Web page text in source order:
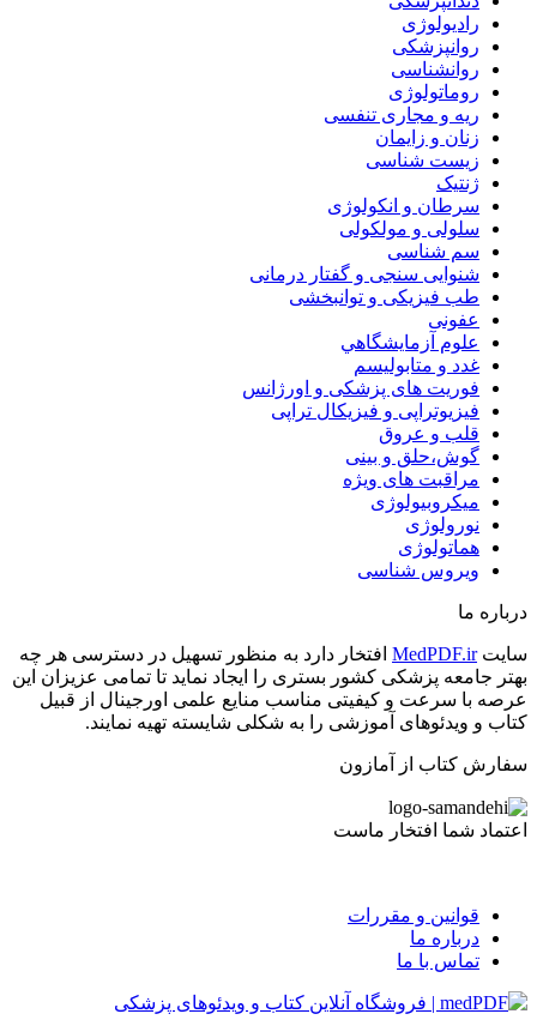
رادیولوژی
روانپزشکی
روانشناسی
روماتولوژی
ریه و مجاری تنفسی
زنان و زایمان
زیست شناسی
ژنتیک
سرطان و انکولوژی
سلولی و مولکولی
سم شناسی
شنوایی سنجی و گفتار درمانی
طب فیزیکی و توانبخشی
عفونی
علوم آزمايشگاهي
غدد و متابولیسم
فوریت های پزشکی و اورژانس
فیزیوتراپی و فیزیکال تراپی
قلب و عروق
گوش،حلق و بینی
مراقبت های ویژه
میکروبیولوژی
نورولوژی
هماتولوژی
ویروس شناسی
درباره ما
سایتMedPDF.ir افتخار دارد به منظور تسهیل در دسترسی هر چه
بهتر جامعه پزشکی کشور بستری را ایجاد نماید تا تمامی عزیزان این
عرصه با سرعت و کیفیتی مناسب منایع علمی اورجینال از قبیل
کتاب و ویدئوهای آموزشی را به شکلی شایسته تهیه نمایند.
سفارش کتاب از آمازون
اعتماد شما افتخار ماست
قوانین و مقررات
درباره ما
تماس با ما